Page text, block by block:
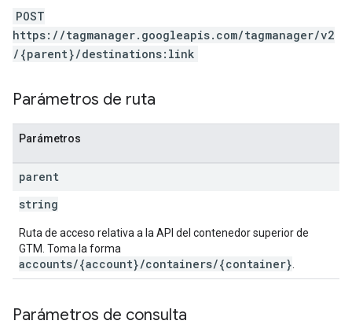
POST
https://tagmanager.googleapis.com/tagmanager/v2
/{parent}/destinations:link
Parámetros de ruta
Parámetros
parent
string
Ruta de acceso relativa a la API del contenedor superior de
GTM. Toma la forma
accounts/{account}/containers/{container}
Parámetros de consulta